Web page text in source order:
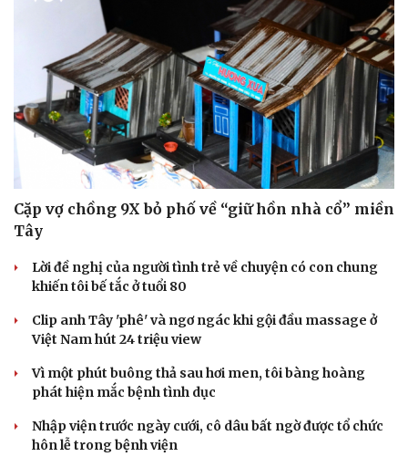
Doanh nghiệp
Thông tin doanh nghiệp
Doanh nghiệp 24h
Doanh nhân
Vì cộng đồng
Công nghệ
Sành điệu
Tin Công nghệ
Trải nghiệm
Chuyển đổi số
Cặp vợ chồng 9X bỏ phố về “giữ hồn nhà cổ” miền
Tây
Lời đề nghị của người tình trẻ về chuyện có con chung
khiến tôi bế tắc ở tuổi 80
Clip anh Tây 'phê' và ngơ ngác khi gội đầu massage ở
Việt Nam hút 24 triệu view
Vì một phút buông thả sau hơi men, tôi bàng hoàng
phát hiện mắc bệnh tình dục
Nhập viện trước ngày cưới, cô dâu bất ngờ được tổ chức
hôn lễ trong bệnh viện